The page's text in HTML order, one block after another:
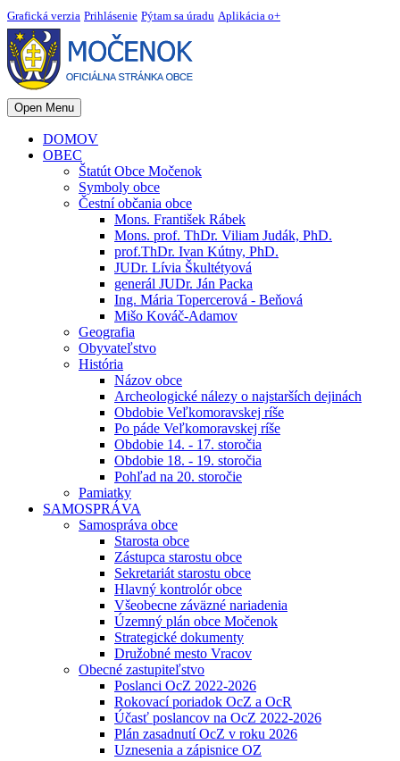
Grafická verzia Prihlásenie Pýtam sa úradu Aplikácia o+
Open Menu
DOMOV
OBEC
Štatút Obce Močenok
Symboly obce
Čestní občania obce
Mons. František Rábek
Mons. prof. ThDr. Viliam Judák, PhD.
prof.ThDr. Ivan Kútny, PhD.
JUDr. Lívia Škultétyová
generál JUDr. Ján Packa
Ing. Mária Topercerová - Beňová
Mišo Kováč-Adamov
Geografia
Obyvateľstvo
História
Názov obce
Archeologické nálezy o najstarších dejinách
Obdobie Veľkomoravskej ríše
Po páde Veľkomoravskej ríše
Obdobie 14. - 17. storočia
Obdobie 18. - 19. storočia
Pohľad na 20. storočie
Pamiatky
SAMOSPRÁVA
Samospráva obce
Starosta obce
Zástupca starostu obce
Sekretariát starostu obce
Hlavný kontrolór obce
Všeobecne záväzné nariadenia
Územný plán obce Močenok
Strategické dokumenty
Družobné mesto Vracov
Obecné zastupiteľstvo
Poslanci OcZ 2022-2026
Rokovací poriadok OcZ a OcR
Účasť poslancov na OcZ 2022-2026
Plán zasadnutí OcZ v roku 2026
Uznesenia a zápisnice OZ